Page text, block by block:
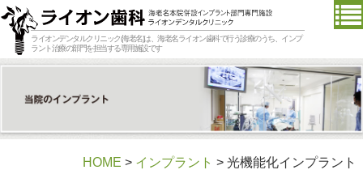
ライオンデンタルクリニック(海老名)は、海老名ライオン歯科で行う診療のうち、インプ
ラント治療の部門を担当する専用施設です
HOME > インプラント > 光機能化インプラント